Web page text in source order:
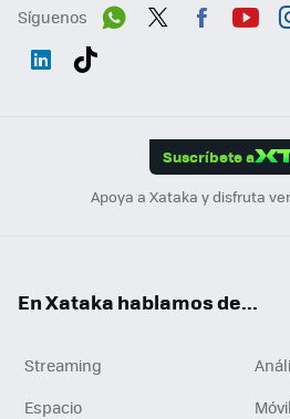
Síguenos
Suscríbete a
Apoya a Xataka y disfruta
En Xataka hablamos de...
Streaming
Espacio